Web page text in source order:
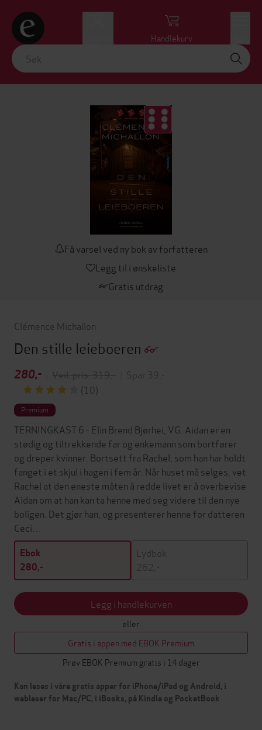
Handlekurv
Få varsel ved ny bok av forfatteren
Legg til i ønskeliste
Gratis utdrag
Clémence Michallon
Den stille leieboeren
280,- Veil. pris: 319,-
Spar 39,-
(10)
Premium
TERNINGKAST 6 - Elin Brend Bjørhei, VG. Aidan er en
stødig og tiltrekkende far og enkemann som bortfører
og dreper kvinner. Bortsett fra Rachel, som han har holdt
fanget i et skjul i hagen i fem år. Når huset må selges, vet
Rachel at den eneste måten å redde livet er å overbevise
Aidan om at han kan ta henne med seg videre til den nye
boligen. Det gjør han, og presenterer henne for datteren
Ceci…
Ebok
280,-
Lydbok
262,-
Legg i handlekurven
eller
Gratis i appen med EBOK Premium
Prøv EBOK Premium gratis i 14 dager
Kan leses i våre gratis apper for iPhone/iPad og Android, i
webleser for Mac/PC, i iBooks, på Kindle og PocketBook